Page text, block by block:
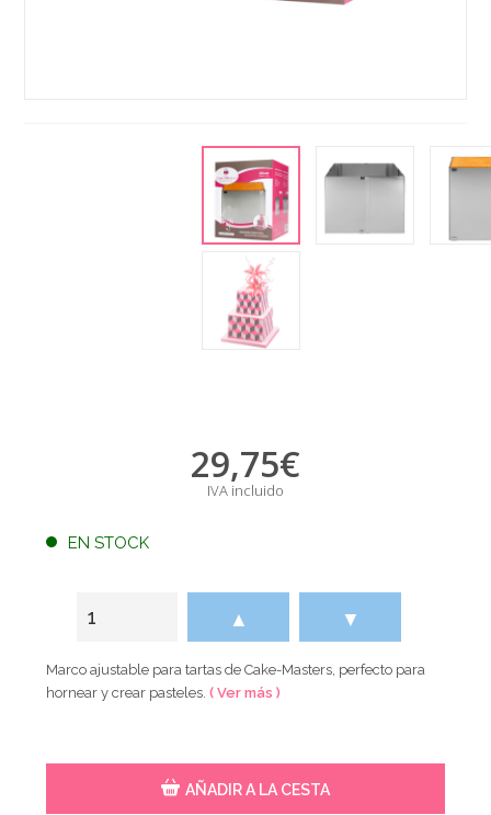
29,75€
IVA incluido
EN STOCK
▲ ▼
Marco ajustable para tartas de Cake-Masters, perfecto para
hornear y crear pasteles.( Ver más )
AÑADIR A LA CESTA